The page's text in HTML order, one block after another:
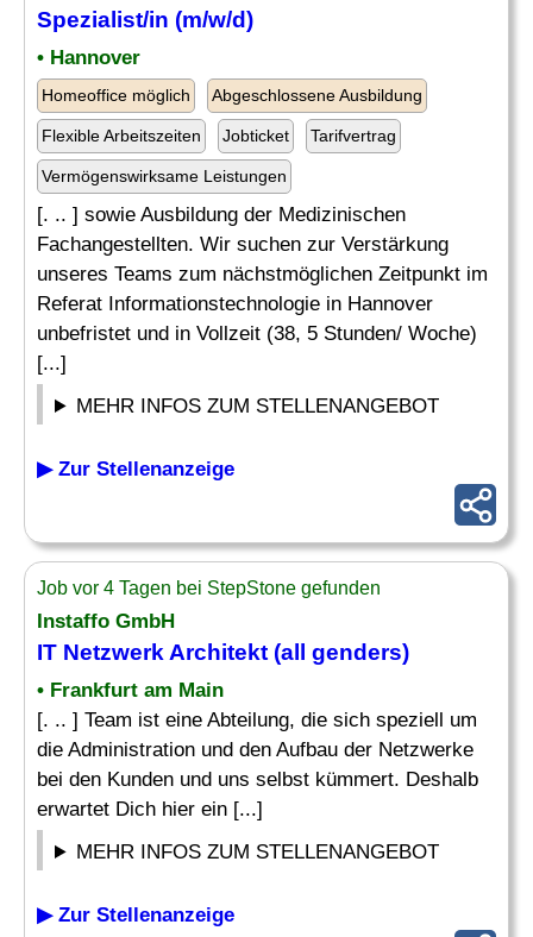
Spezialist/in (m/w/d)
• Hannover
Homeoffice möglich Abgeschlossene Ausbildung
Flexible Arbeitszeiten Jobticket Tarifvertrag
Vermögenswirksame Leistungen
[. .. ] sowie Ausbildung der Medizinischen
Fachangestellten. Wir suchen zur Verstärkung
unseres Teams zum nächstmöglichen Zeitpunkt im
Referat Informationstechnologie in Hannover
unbefristet und in Vollzeit (38, 5 Stunden/ Woche)
[...]
MEHR INFOS ZUM STELLENANGEBOT
▶ Zur Stellenanzeige
Job vor 4 Tagen bei StepStone gefunden
Instaffo GmbH
IT Netzwerk Architekt (all genders)
• Frankfurt am Main
[. .. ] Team ist eine Abteilung, die sich speziell um
die Administration und den Aufbau der Netzwerke
bei den Kunden und uns selbst kümmert. Deshalb
erwartet Dich hier ein [...]
MEHR INFOS ZUM STELLENANGEBOT
▶ Zur Stellenanzeige